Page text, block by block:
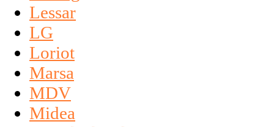
Lessar
LG
Loriot
Marsa
MDV
Midea